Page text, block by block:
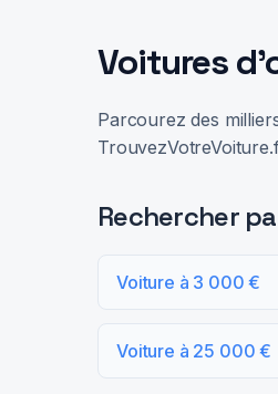
Voitures
Parcourez des
Rechercher
Voiture à 3 000 €
Voiture à 25 000 €